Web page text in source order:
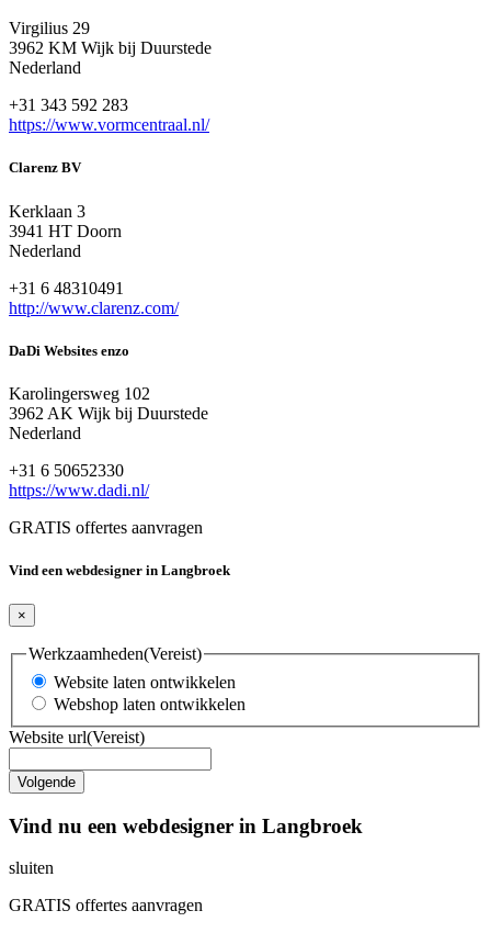
Virgilius 29
3962 KM Wijk bij Duurstede
Nederland
+31 343 592 283
https://www.vormcentraal.nl/
Clarenz BV
Kerklaan 3
3941 HT Doorn
Nederland
+31 6 48310491
http://www.clarenz.com/
DaDi Websites enzo
Karolingersweg 102
3962 AK Wijk bij Duurstede
Nederland
+31 6 50652330
https://www.dadi.nl/
GRATIS offertes aanvragen
Vind een webdesigner in Langbroek
×
Werkzaamheden(Vereist)
Website laten ontwikkelen
Webshop laten ontwikkelen
Website url(Vereist)
Vind nu een webdesigner in Langbroek
sluiten
GRATIS offertes aanvragen